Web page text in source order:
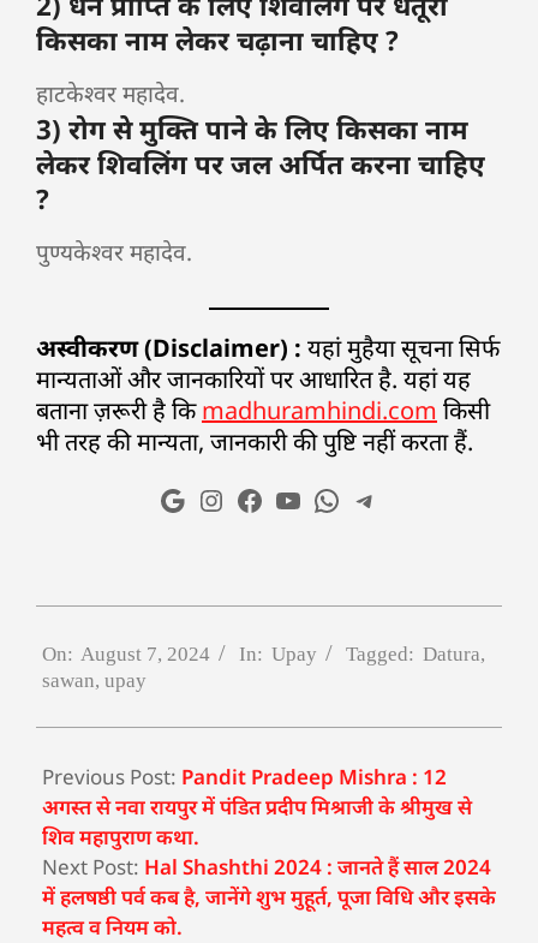
किसका नाम लेकर चढ़ाना चाहिए ?
हाटकेश्वर महादेव.
3) रोग से मुक्ति पाने के लिए किसका नाम
लेकर शिवलिंग पर जल अर्पित करना चाहिए
?
पुण्यकेश्वर महादेव.
अस्वीकरण (Disclaimer) : यहां मुहैया सूचना सिर्फ
मान्यताओं और जानकारियों पर आधारित है. यहां यह
बताना ज़रूरी है किmadhuramhindi.com किसी
भी तरह की मान्यता, जानकारी की पुष्टि नहीं करता हैं.
On: August 7, 2024 In: Upay Tagged: Datura,
sawan, upay
Previous Post: Pandit Pradeep Mishra : 12
अगस्त से नवा रायपुर में पंडित प्रदीप मिश्राजी के श्रीमुख से
शिव महापुराण कथा.
Next Post: Hal Shashthi 2024 : जानते हैं साल 2024
में हलषष्ठी पर्व कब है, जानेंगे शुभ मुहूर्त, पूजा विधि और इसके
महत्व व नियम को.